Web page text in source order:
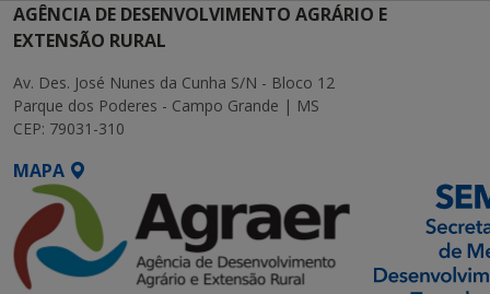
AGÊNCIA DE DESENVOLVIMENTO AGRÁRIO E
EXTENSÃO RURAL
Av. Des. José Nunes da Cunha S/N - Bloco 12
Parque dos Poderes - Campo Grande | MS
CEP: 79031-310
MAPA